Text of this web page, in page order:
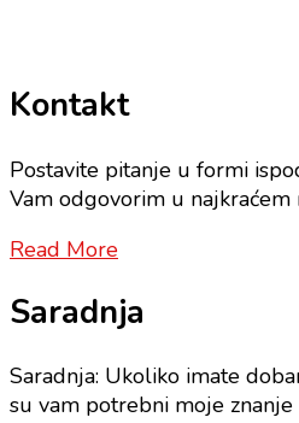
Kontakt
Postavite pitanje u formi
Vam odgovorim u najkraćem
Read More
Saradnja
Saradnja: Ukoliko imate
su vam potrebni moje